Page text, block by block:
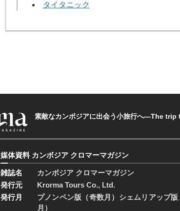
タイタニック
素敵なカンボジアに出会う小旅行へ―The
媒体資料 カンボジア クロマーマガジン
雑誌名
カンボジア クロマーマガジン
発行元
Krorma Tours Co., Ltd.
発行月
プノンペン版（奇数月）シェムリアップ版
月）